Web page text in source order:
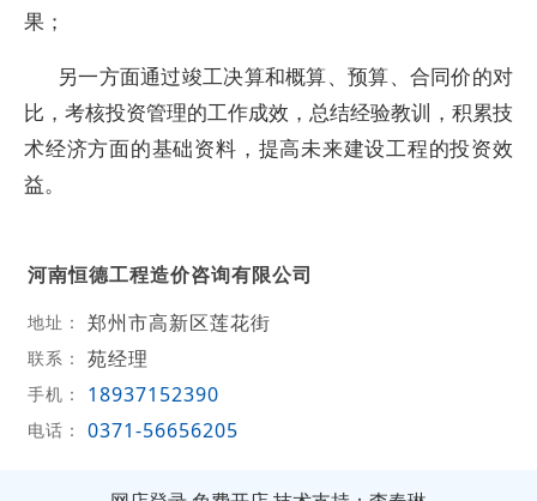
果；
另一方面通过竣工决算和概算、预算、合同价的对
比，考核投资管理的工作成效，总结经验教训，积累技
术经济方面的基础资料，提高未来建设工程的投资效
益。
河南恒德工程造价咨询有限公司
地址： 郑州市高新区莲花街
联系： 苑经理
手机： 18937152390
电话： 0371-56656205